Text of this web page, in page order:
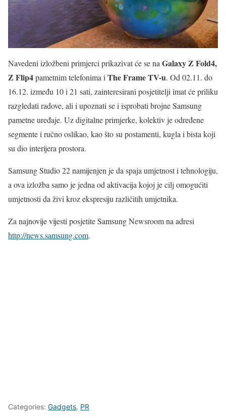
Navedeni izložbeni primjerci prikazivat će se na Galaxy Z Fold4,
Z Flip4pametnim telefonima i The Frame TV-u. Od 02.11. do
16.12. između 10 i 21 sati, zainteresirani posjetitelji imat će priliku
razgledati radove, ali i upoznati se i isprobati brojne Samsung
pametne uređaje. Uz digitalne primjerke, kolektiv je određene
segmente i ručno oslikao, kao što su postamenti, kugla i bista koji
su dio interijera prostora.
Samsung Studio 22 namijenjen je da spaja umjetnost i tehnologiju,
a ova izložba samo je jedna od aktivacija kojoj je cilj omogućiti
umjetnosti da živi kroz ekspresiju različitih umjetnika.
Za najnovije vijesti posjetite Samsung Newsroom na adresi
http://news.samsung.com.
Categories: Gadgets, PR